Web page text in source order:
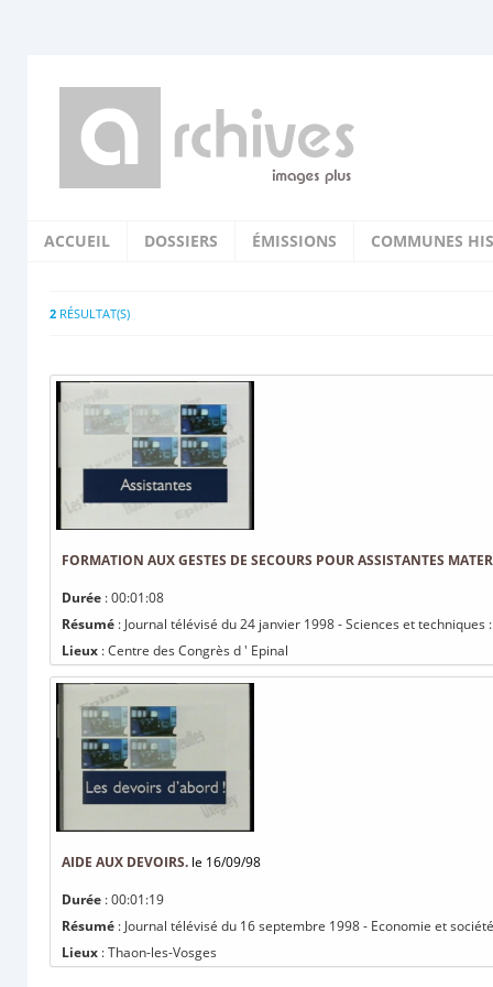
ACCUEIL DOSSIERS ÉMISSIONS COMMUNES
2 RÉSULTAT(S)
FORMATION AUX GESTES DE SECOURS POUR ASSISTANTES
Durée : 00:01:08
Résumé : Journal télévisé du 24 janvier 1998 - Sciences et
Lieux : Centre des Congrès d ' Epinal
AIDE AUX DEVOIRS. le 16/09/98
Durée : 00:01:19
Résumé : Journal télévisé du 16 septembre 1998 - Economie et
Lieux : Thaon-les-Vosges